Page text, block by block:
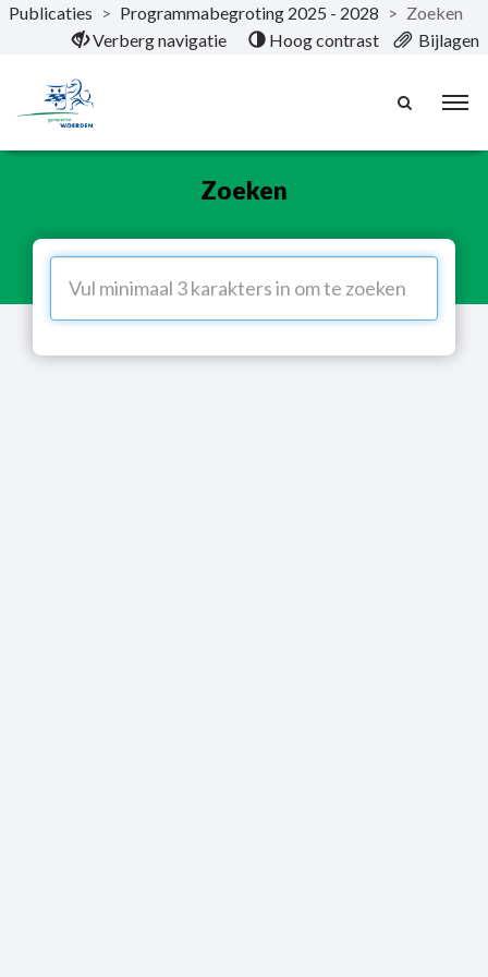
Naar hoofdinhoud
Publicaties > Programmabegroting 2025 - 2028 > Zoeken
Verberg navigatie
Hoog contrast Bijlagen
Zoeken